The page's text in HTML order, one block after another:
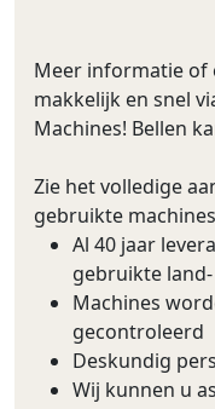
Meer informatie of
makkelijk en snel
Machines! Bellen
Zie het volledige
gebruikte
Al 40 jaar
gebruikte
Machines
gecontroleerd
Deskundig
Wij kunnen u